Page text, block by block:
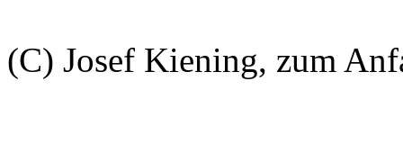
(C) Josef Kiening, zum